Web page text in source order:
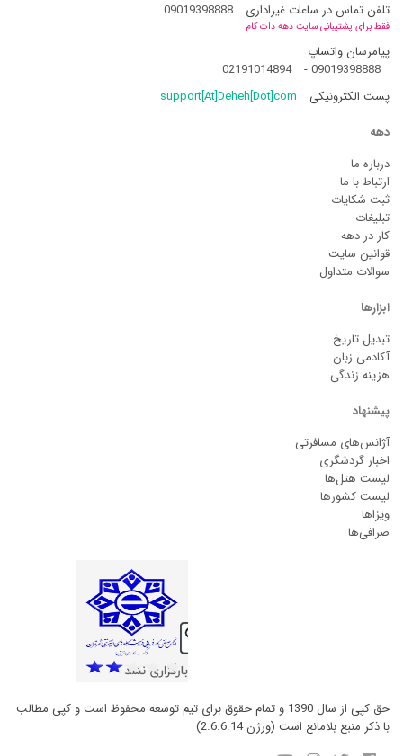
تلفن تماس در ساعات غیراداری 09019398888
فقط برای پشتیبانی سایت دهه دات کام
پیامرسان واتساپ
09019398888
-
02191014894
پست الکترونیکی
support[At]Deheh[Dot]com
دهه
درباره ما
ارتباط با ما
ثبت شکایات
تبلیغات
کار در دهه
قوانین سایت
سوالات متداول
ابزارها
تبدیل تاریخ
آکادمی زبان
هزینه زندگی
پیشنهاد
آژانس‌های مسافرتی
اخبار گردشگری
لیست هتل‌ها
لیست کشورها
ویزاها
صرافی‌ها
حق کپی از سال 1390 و تمام حقوق برای تیم توسعه محفوظ است و کپی مطالب
با ذکر منبع بلامانع است (ورژن 2.6.6.14)